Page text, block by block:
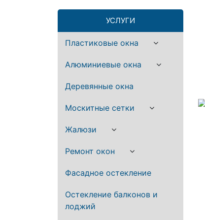
УСЛУГИ
Пластиковые окна
Алюминиевые окна
Деревянные окна
Москитные сетки
Жалюзи
Ремонт окон
Фасадное остекление
Остекление балконов и
лоджий